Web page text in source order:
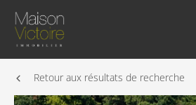
Retour aux résultats de recherche